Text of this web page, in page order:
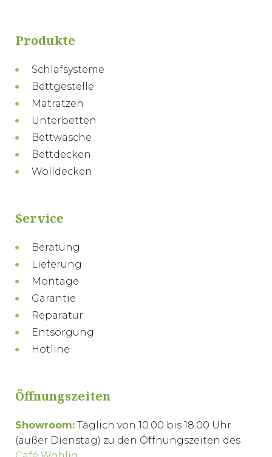
Produkte
Schlafsysteme
Bettgestelle
Matratzen
Unterbetten
Bettwäsche
Bettdecken
Wolldecken
Service
Beratung
Lieferung
Montage
Garantie
Reparatur
Entsorgung
Hotline
Öffnungszeiten
Showroom: Täglich von 10.00 bis 18.00 Uhr
(außer Dienstag) zu den Öffnungszeiten des